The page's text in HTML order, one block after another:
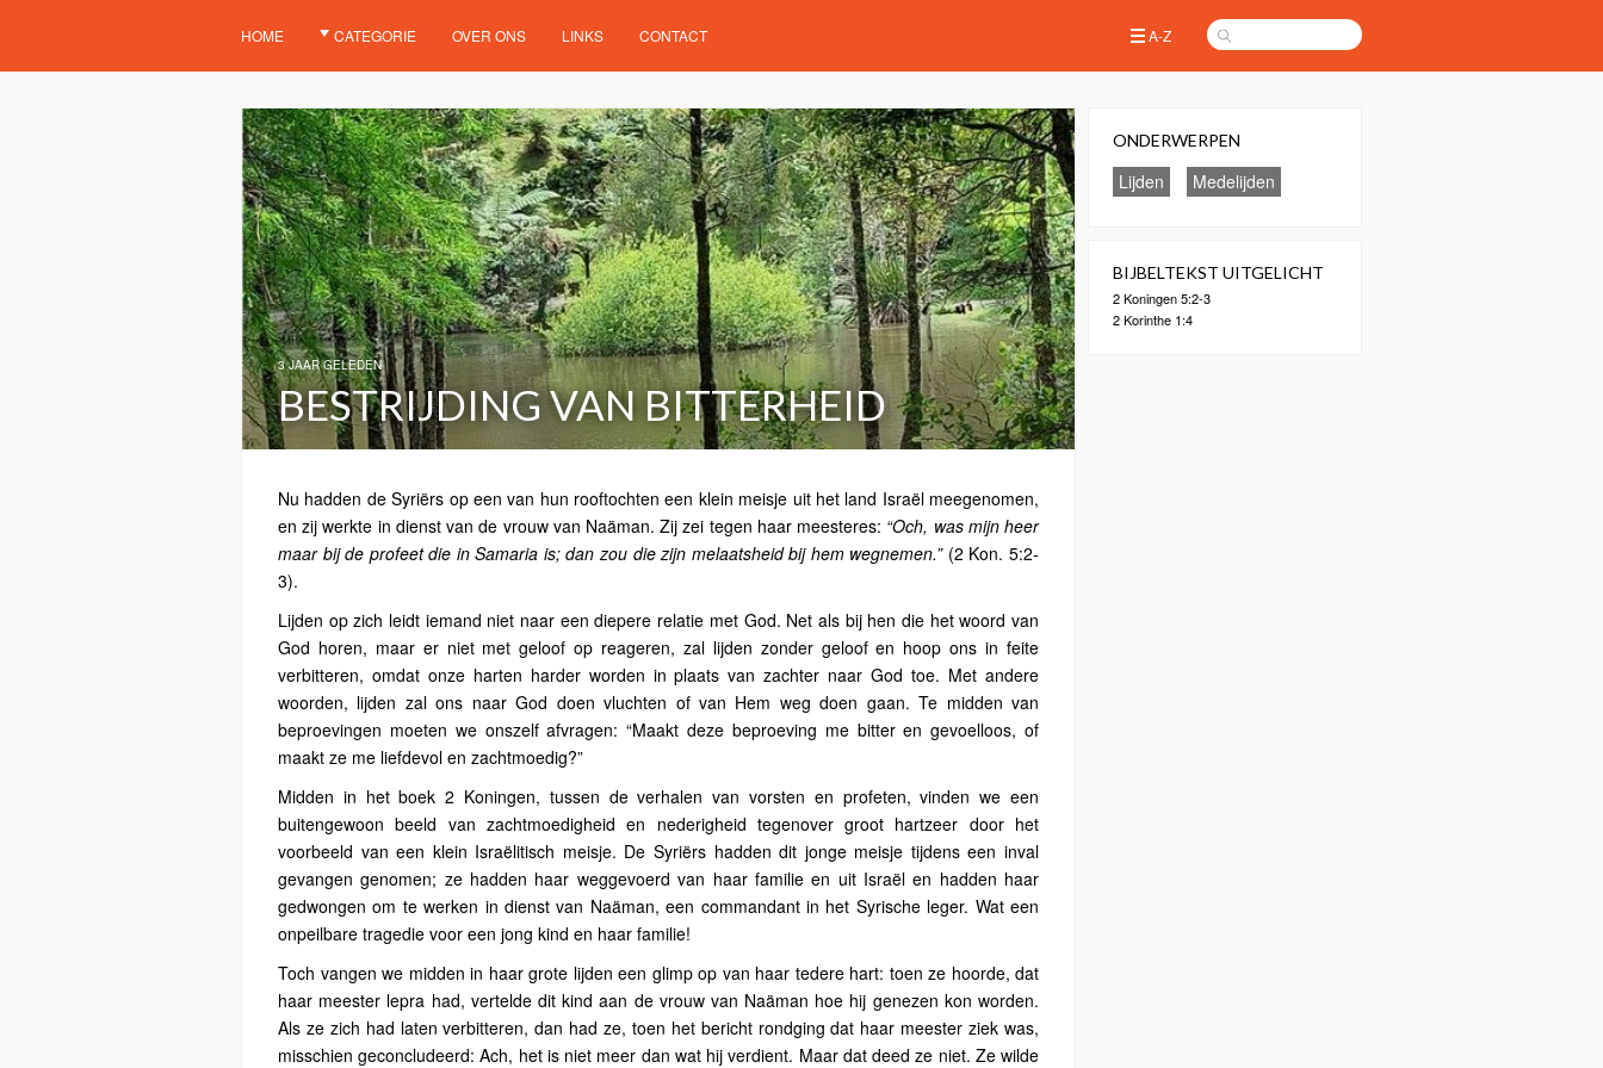
HOME CATEGORIE OVER ONS LINKS CONTACT A-Z
3 JAAR GELEDEN
BESTRIJDING VAN BITTERHEID
Nu hadden de Syriërs op een van hun rooftochten een klein meisje uit het land Israël meegenomen,
en zij werkte in dienst van de vrouw van Naäman. Zij zei tegen haar meesteres: “Och, was mijn heer
maar bij de profeet die in Samaria is; dan zou die zijn melaatsheid bij hem wegnemen.” (2 Kon. 5:2-
3).
Lijden op zich leidt iemand niet naar een diepere relatie met God. Net als bij hen die het woord van
God horen, maar er niet met geloof op reageren, zal lijden zonder geloof en hoop ons in feite
verbitteren, omdat onze harten harder worden in plaats van zachter naar God toe. Met andere
woorden, lijden zal ons naar God doen vluchten of van Hem weg doen gaan. Te midden van
beproevingen moeten we onszelf afvragen: “Maakt deze beproeving me bitter en gevoelloos, of
maakt ze me liefdevol en zachtmoedig?”
Midden in het boek 2 Koningen, tussen de verhalen van vorsten en profeten, vinden we een
buitengewoon beeld van zachtmoedigheid en nederigheid tegenover groot hartzeer door het
voorbeeld van een klein Israëlitisch meisje. De Syriërs hadden dit jonge meisje tijdens een inval
gevangen genomen; ze hadden haar weggevoerd van haar familie en uit Israël en hadden haar
gedwongen om te werken in dienst van Naäman, een commandant in het Syrische leger. Wat een
onpeilbare tragedie voor een jong kind en haar familie!
Toch vangen we midden in haar grote lijden een glimp op van haar tedere hart: toen ze hoorde, dat
haar meester lepra had, vertelde dit kind aan de vrouw van Naäman hoe hij genezen kon worden.
Als ze zich had laten verbitteren, dan had ze, toen het bericht rondging dat haar meester ziek was,
misschien geconcludeerd: Ach, het is niet meer dan wat hij verdient. Maar dat deed ze niet. Ze wilde
ONDERWERPEN
Lijden Medelijden
BIJBELTEKST UITGELICHT
2 Koningen 5:2-3
2 Korinthe 1:4